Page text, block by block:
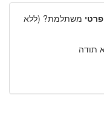
משתלמת? (ללא
תודה